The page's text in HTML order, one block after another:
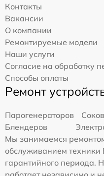
Контакты
Вакансии
О компании
Ремонтируемые модели
Наши услуги
Согласие на обработку
Способы оплаты
Ремонт
Парогенераторов
Блендеров
Мы занимаемся
обслуживанием техники
гарантийного периода.